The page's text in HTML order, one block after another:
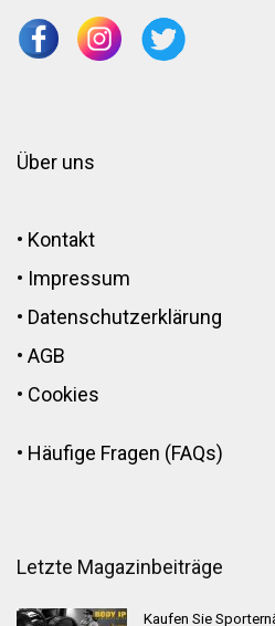
Über uns
• Kontakt
• Impressum
• Datenschutzerklärung
• AGB
• Cookies
• Häufige Fragen (FAQs)
Letzte Magazinbeiträge
Kaufen Sie